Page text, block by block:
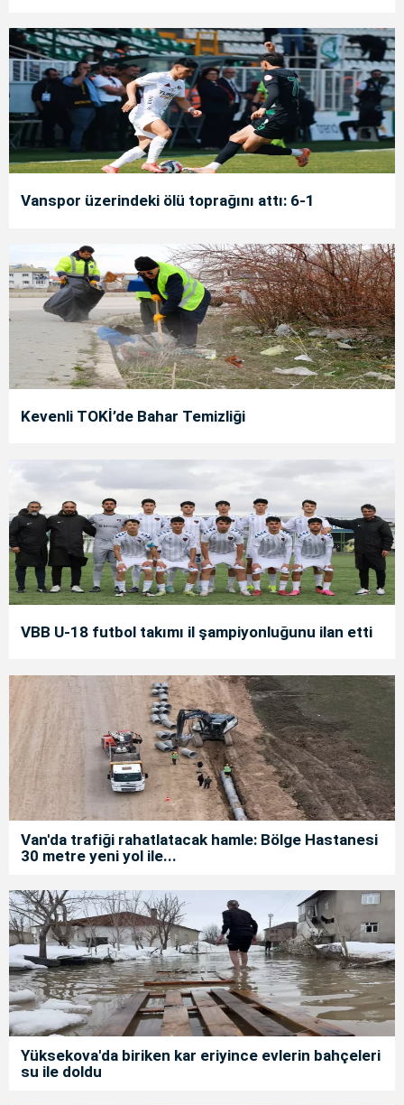
Vanspor üzerindeki ölü toprağını attı: 6-1
Kevenli TOKİ’de Bahar Temizliği
VBB U-18 futbol takımı il şampiyonluğunu ilan etti
Van'da trafiği rahatlatacak hamle: Bölge Hastanesi
30 metre yeni yol ile...
Yüksekova'da biriken kar eriyince evlerin bahçeleri
su ile doldu